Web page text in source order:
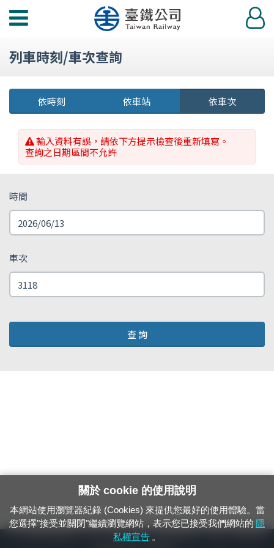
功
選
登
入
列車時刻/車次查詢
依時刻 依車站 依車次
輸入資料有誤，請依下方提示檢查後重新填寫。
查詢之日期區間不允許
時間
車次
查 詢
24小時緊急通報電話：1933（市話、手機，僅限發現軌道、平交道、橋樑及隧
關於 cookie 的使用說明
本網站使用瀏覽器紀錄 (Cookies) 來提供您最好的使用體驗。當
您選擇"接受並關閉"繼續瀏覽網站，表示您已接受我們網站的 隱
私權宣告 。